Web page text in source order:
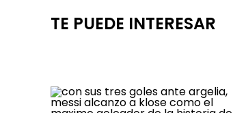
TE PUEDE INTERESAR